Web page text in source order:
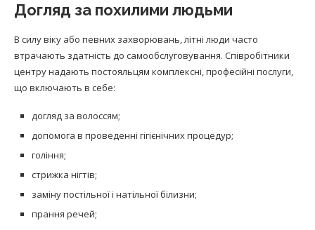
Догляд за похилими людьми
В силу віку або певних захворювань, літні люди часто
втрачають здатність до самообслуговування. Співробітники
центру надають постояльцям комплексні, професійні послуги,
що включають в себе:
догляд за волоссям;
допомога в проведенні гігієнічних процедур;
гоління;
стрижка нігтів;
заміну постільної і натільної білизни;
прання речей;